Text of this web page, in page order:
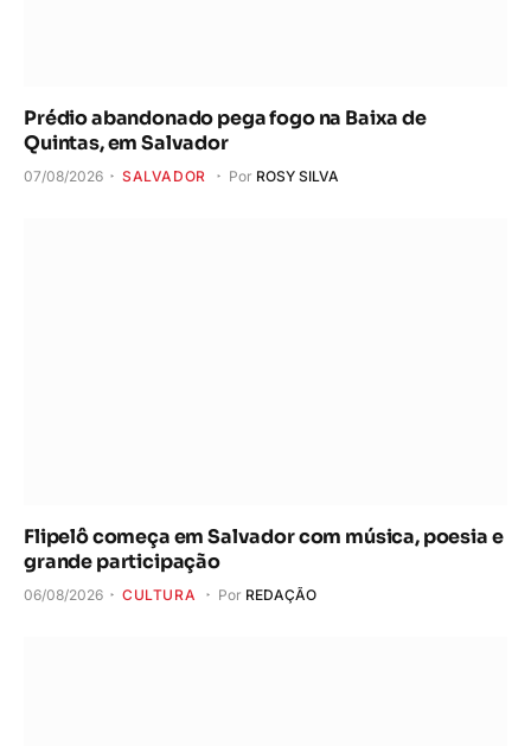
Prédio abandonado pega fogo na Baixa de
Quintas, em Salvador
07/08/2026 SALVADOR Por ROSY SILVA
Flipelô começa em Salvador com música, poesia e
grande participação
06/08/2026 CULTURA Por REDAÇÃO